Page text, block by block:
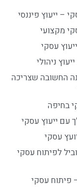
– ייעוץ פיננסי
מקצועי
עסקי
ניהולי
החשובה שצריכה
בחיפה
ייעוץ עסקי
עסקי
לפיתוח עסקי
פיתוח עסקי